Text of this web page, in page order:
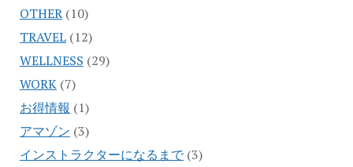
OTHER(10)
TRAVEL(12)
WELLNESS (29)
WORK(7)
お得情報 (1)
アマゾン (3)
インストラクターになるまで(3)